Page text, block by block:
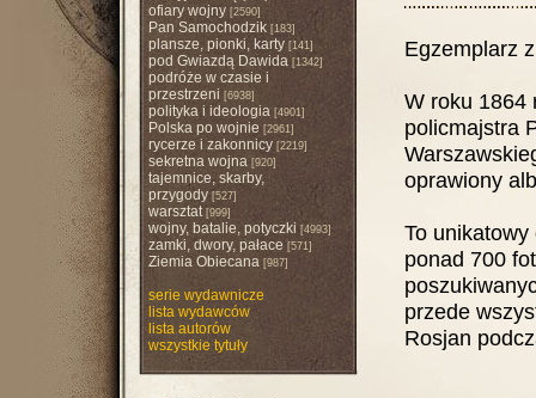
ofiary wojny[2590]
Pan Samochodzik[183]
plansze, pionki, karty[141]
pod Gwiazdą Dawida[1342]
podróże w czasie i
przestrzeni [6938]
polityka i ideologia[4901]
Polska po wojnie [2961]
rycerze i zakonnicy[2219]
sekretna wojna[920]
tajemnice, skarby,
przygody[527]
warsztat[999]
wojny, batalie, potyczki [4993]
zamki, dwory, pałace [571]
Ziemia Obiecana[987]
serie wydawnicze
lista wydawców
lista autorów
wszystkie tytuły
Egzemplarz
W roku 1864
policmajstra
oprawiony
To
ponad 700
przede
Rosjan